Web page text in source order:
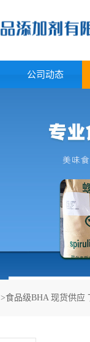
公司动态
>食品级BHA 现货供应